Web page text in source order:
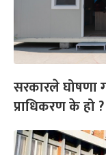
सरकारले घोषणा
प्राधिकरण के हो ?